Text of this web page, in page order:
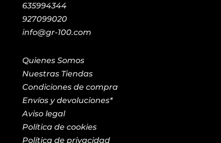
635994344
927099020
info@gr-100.com
Quienes Somos
Nuestras Tiendas
Condiciones de compra
Envíos y devoluciones*
Aviso legal
Política de cookies
Política de privacidad